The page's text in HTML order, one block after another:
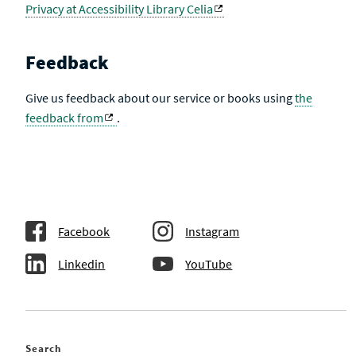
Privacy at Accessibility Library Celia
Feedback
Give us feedback about our service or books usingthe
feedback from
.
Facebook Instagram
Linkedin YouTube
Search